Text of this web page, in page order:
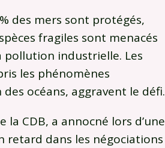
des mers sont protégés,
fragiles sont menacés
pollution industrielle. Les
les phénomènes
océans, aggravent le défi.
CDB, a annocné lors d’une
retard dans les négociations